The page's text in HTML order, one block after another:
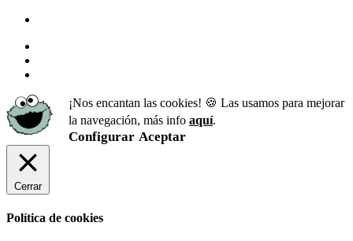
¡Nos encantan las cookies! 🍪 Las usamos para mejorar
la navegación, más info aquí.
Configurar Aceptar
Cerrar
Política de cookies